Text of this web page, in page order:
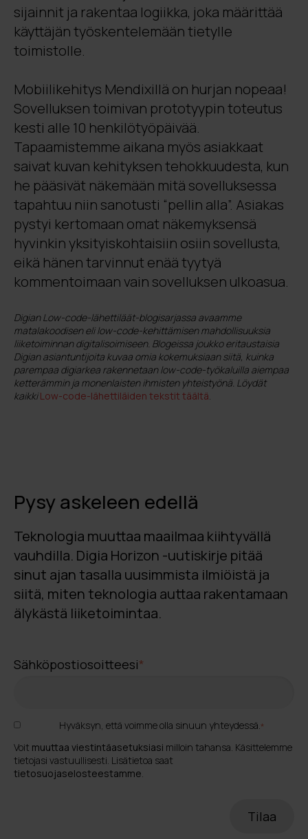
sijainnit ja rakentaa logiikka, joka määrittää
käyttäjän työskentelemään tietylle
toimistolle.
Mobiilikehitys Mendixillä on hurjan nopeaa!
Sovelluksen toimivan prototyypin toteutus
kesti alle 10 henkilötyöpäivää.
Tapaamistemme aikana myös asiakkaat
saivat kuvan kehityksen tehokkuudesta, kun
he pääsivät näkemään mitä sovelluksessa
tapahtuu niin sanotusti “pellin alla”. Asiakas
pystyi kertomaan omat näkemyksensä
hyvinkin yksityiskohtaisiin osiin sovellusta,
eikä hänen tarvinnut enää tyytyä
kommentoimaan vain sovelluksen ulkoasua.
Digian Low-code-lähettiläät-blogisarjassa avaamme
matalakoodisen eli low-code-kehittämisen mahdollisuuksia
liiketoiminnan digitalisoimiseen. Blogeissa joukko eritaustaisia
Digian asiantuntijoita kuvaa omia kokemuksiaan siitä, kuinka
parempaa digiarkea rakennetaan low-code-työkaluilla aiempaa
ketterämmin ja monenlaisten ihmisten yhteistyönä. Löydät
kaikki Low-code-lähettiläiden tekstit täältä
Pysy askeleen edellä
Teknologia muuttaa maailmaa kiihtyvällä
vauhdilla. Digia Horizon -uutiskirje pitää
sinut ajan tasalla uusimmista ilmiöistä ja
siitä, miten teknologia auttaa rakentamaan
älykästä liiketoimintaa.
Sähköpostiosoitteesi*
Hyväksyn, että voimme olla sinuun yhteydessä. *
Voit muuttaa viestintäasetuksiasi milloin tahansa. Käsittelemme
tietojasi vastuullisesti. Lisätietoa saat
tietosuojaselosteestamme